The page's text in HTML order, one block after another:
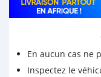
En aucun cas ne
Inspectez le